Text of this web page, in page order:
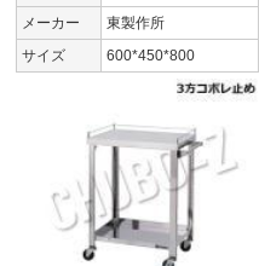
メーカー
東製作所
サイズ
600*450*800